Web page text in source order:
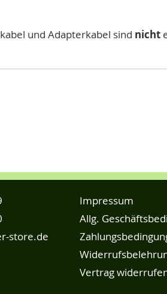
und Adapterkabel sind nicht
store.de
Impressum
Allg.
Vertrag